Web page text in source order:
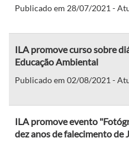
Publicado em 28/07/2021 -
ILA promove curso sobre
Educação Ambiental
Publicado em 02/08/2021 -
ILA promove evento
dez anos de falecimento de